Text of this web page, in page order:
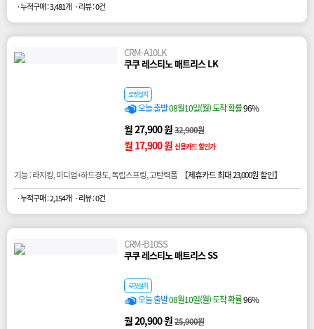
· 누적구매 : 3,481개 · 리뷰 : 0건
CRM-A10LK
쿠쿠 레스티노 매트리스 LK
로켓설치
오늘 출발08월10일(월) 도착 확률96%
월 27,900 원32,900원
월 17,900 원 신용카드 할인가
기능 : 라지킹, 미디엄+하드경도, 독립스프링, 고탄력폼 【제휴카드 최대 23,000원 할인】
· 누적구매 : 2,154개 · 리뷰 : 0건
CRM-B10SS
쿠쿠 레스티노 매트리스 SS
로켓설치
오늘 출발08월10일(월) 도착 확률96%
월 20,900 원25,900원